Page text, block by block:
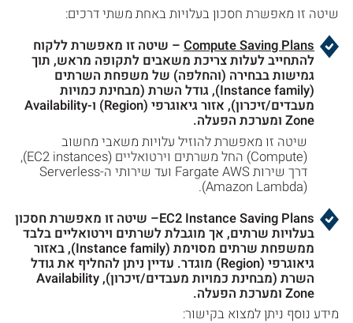
שיטה זו מאפשרת חסכון בעלויות באחת משתי דרכים:
Compute Saving Plans– שיטה זו מאפשרת ללקוח
להתחייב לעלות צריכת משאבים לתקופה מראש, תוך
גמישות בבחירה (והחלפה) של משפחת השרתים
(Instance family), גודל השרת (מבחינת כמויות
מעבדים/זיכרון), אזור גיאוגרפי (Region) ו-Availability
Zone ומערכת הפעלה.
שיטה זו מאפשרת להוזיל עלויות משאבי מחשוב
(Compute) החל משרתים וירטואליים (EC2 instances),
דרך שירות Fargate AWS ועד שירותי ה-Serverless
(Amazon Lambda).
EC2 Instance Saving Plans– שיטה זו מאפשרת חסכון
בעלויות שרתים, אך מוגבלת לשרתים וירטואליים בלבד
ממשפחת שרתים מסוימת (Instance family), באזור
גיאוגרפי (Region) מוגדר. עדיין ניתן להחליף את גודל
השרת (מבחינת כמויות מעבדים/זיכרון), Availability
Zone ומערכת הפעלה.
מידע נוסף ניתן למצוא בקישור: